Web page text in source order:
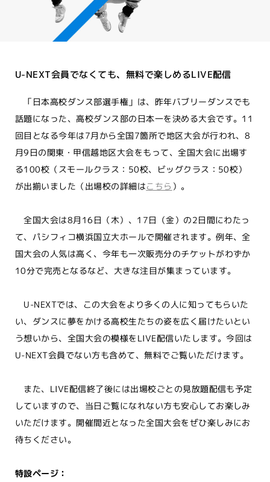
U-NEXT会員でなくても、無料で楽しめるLIVE配信
「日本高校ダンス部選手権」は、昨年バブリーダンスでも
話題になった、高校ダンス部の日本一を決める大会です。11
回目となる今年は7月から全国7箇所で地区大会が行われ、8
月9日の関東・甲信越地区大会をもって、全国大会に出場す
る100校（スモールクラス：50校、ビッグクラス：50校）
が出揃いました（出場校の詳細はこちら ）。
全国大会は8月16日（木）、17日（金）の2日間にわたっ
て、パシフィコ横浜国立大ホールで開催されます。例年、全
国大会の人気は高く、今年も一次販売分のチケットがわずか
10分で完売となるなど、大きな注目が集まっています。
U-NEXTでは、この大会をより多くの人に知ってもらいた
い、ダンスに夢をかける高校生たちの姿を広く届けたいとい
う想いから、全国大会の模様をLIVE配信いたします。今回は
U-NEXT会員でない方も含めて、無料でご覧いただけます。
また、LIVE配信終了後には出場校ごとの見放題配信も予定
していますので、当日ご覧になれない方も安心してお楽しみ
いただけます。開催間近となった全国大会をぜひ楽しみにお
待ちください。
特設ページ：